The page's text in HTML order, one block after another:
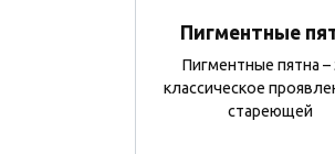
Пигментные
Пигментные пятна –
классическое
стареющей